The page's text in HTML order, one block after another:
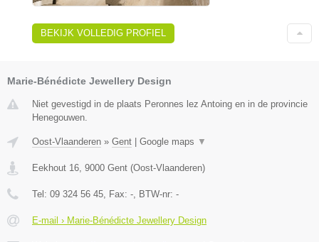
BEKIJK VOLLEDIG PROFIEL
Marie-Bénédicte Jewellery Design
Niet gevestigd in de plaats Peronnes lez Antoing en in de provincie
Henegouwen.
Oost-Vlaanderen » Gent Google maps ▼
Eekhout 16, 9000 Gent (Oost-Vlaanderen)
Tel: 09 324 56 45, Fax: -, BTW-nr: -
E-mail › Marie-Bénédicte Jewellery Design